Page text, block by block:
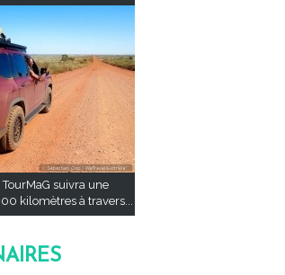
suivra une
kilomètres à travers...